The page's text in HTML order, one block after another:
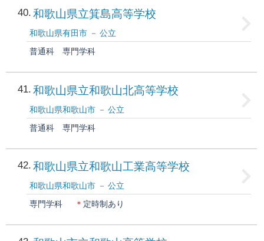
40 和歌山県立箕島高等学校
和歌山県有田市
公立
普通科
専門学科
41 和歌山県立和歌山北高等学校
和歌山県和歌山市
公立
普通科
専門学科
42 和歌山県立和歌山工業高等学校
和歌山県和歌山市
公立
専門学科
＊ 定時制あり